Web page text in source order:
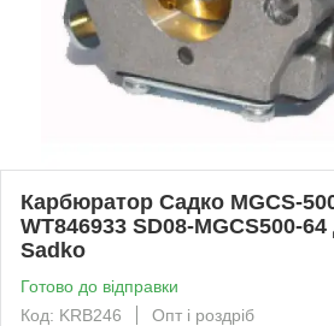
Карбюратор Садко MGCS-
WT846933 SD08-MGCS500-
Sadko
Готово до відправки
Код: KRB246
Опт і роздріб